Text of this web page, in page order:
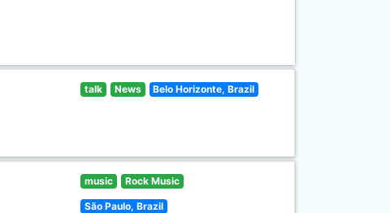
talk News Belo Horizonte, Brazil
music Rock Music
São Paulo, Brazil